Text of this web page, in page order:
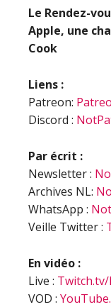
Le Rendez-
Apple, une
Cook
Liens :
Patreon:
Discord :
Par écrit :
Newsletter :
Archives NL:
WhatsApp :
Veille Twitter :
En vidéo :
Live :
VOD :